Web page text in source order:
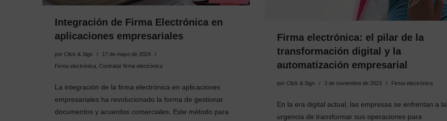
Integración de Firma Electrónica en
aplicaciones empresariales
por Click & Sign
17 de mayo de 2024
Firma electrónica, Contratar firma electrónica
La integración de la firma electrónica en aplicaciones
empresariales ha revolucionado la forma de gestionar
documentos y acuerdos comerciales. Este método para
Firma electrónica: el pilar de la
transformación digital y la
automatización empresarial
por Click & Sign 3 de noviembre de 2023 Firma electrónica
En la era digital actual, las empresas se enfrentan a la
urgencia de transformar sus operaciones para